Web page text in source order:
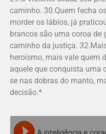
caminho. 30.Quem fecha
morder os lábios, já
brancos são uma coroa de
caminho da justiça.
heroísmo, mais vale quem
aquele que conquista uma
se nas dobras do manto,
decisão.*